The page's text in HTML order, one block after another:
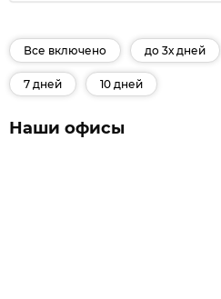
Все включено до 3х дней
7 дней 10 дней
Наши офисы